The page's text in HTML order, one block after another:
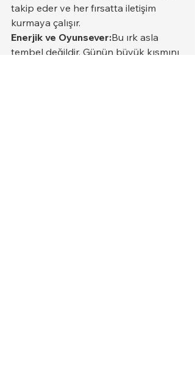
takip eder ve her fırsatta iletişim
kurmaya çalışır.
Enerjik ve Oyunsever:Bu ırk asla
tembel değildir. Günün büyük kısmını